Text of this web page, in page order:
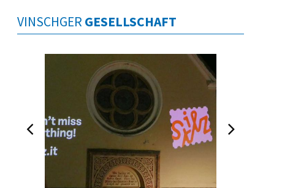
VINSCHGER GESELLSCHAFT